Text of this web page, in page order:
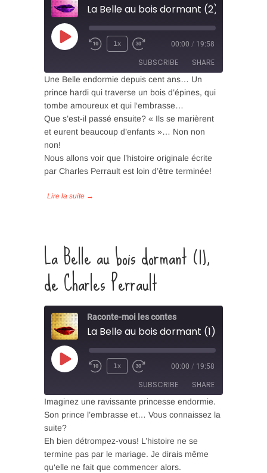
Play
1x 00:00 / 19:58
SUBSCRIBE SHARE
RSS FEED
SHARE
LINK
EMBED
Une Belle endormie depuis cent ans… Un
prince hardi qui traverse un bois d’épines, qui
tombe amoureux et qui l‘embrasse…
Que s’est-il passé ensuite? « Ils se marièrent
et eurent beaucoup d’enfants »… Non non
non!
Nous allons voir que l’histoire originale écrite
par Charles Perrault est loin d’être terminée!
La Belle au bois dormant (1),
de Charles Perrault
Raconte-moi les contes
Play
1x 00:00 / 19:58
SUBSCRIBE SHARE
RSS FEED
SHARE
LINK
Imaginez une ravissante princesse endormie.
Son prince l’embrasse et… Vous connaissez la
suite?
Eh bien détrompez-vous! L’histoire ne se
termine pas par le mariage. Je dirais même
qu‘elle ne fait que commencer alors.